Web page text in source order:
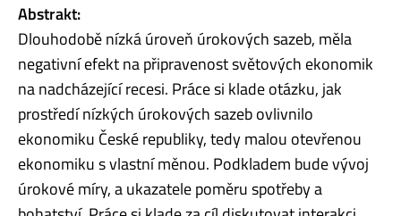
Abstrakt:
Dlouhodobě nízká úroveň úrokových sazeb, měla
negativní efekt na připravenost světových ekonomik
na nadcházející recesi. Práce si klade otázku, jak
prostředí nízkých úrokových sazeb ovlivnilo
ekonomiku České republiky, tedy malou otevřenou
ekonomiku s vlastní měnou. Podkladem bude vývoj
úrokové míry, a ukazatele poměru spotřeby a